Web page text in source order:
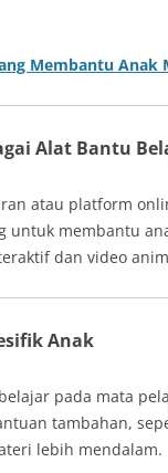
Membantu Anak
Alat Bantu
atau platform
untuk membantu
dan video
Anak
pada mata
tambahan,
lebih mendalam.